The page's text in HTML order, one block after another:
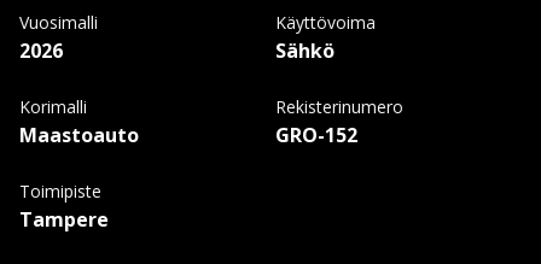
Vuosimalli
2026
Käyttövoima
Sähkö
Korimalli
Maastoauto
Rekisterinumero
GRO-152
Toimipiste
Tampere